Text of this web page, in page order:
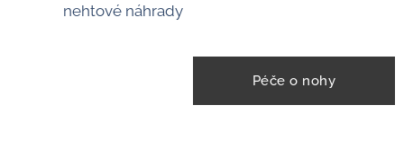
nehtové náhrady
Péče o nohy